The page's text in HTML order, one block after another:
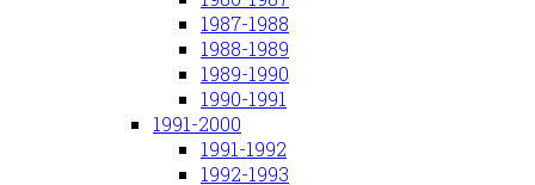
1987-1988
1988-1989
1989-1990
1990-1991
1991-2000
1991-1992
1992-1993